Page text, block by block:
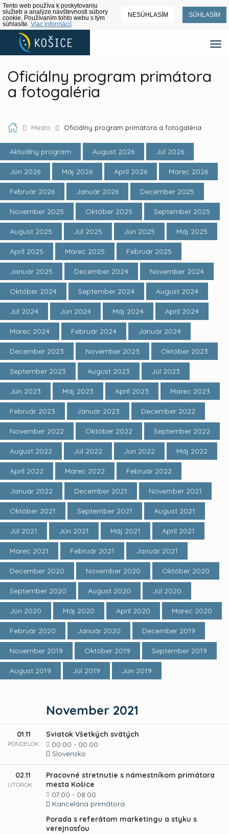
Tento web používa k poskytovaniu
služieb a analýze návštevnosti súbory
cookie. Používaním tohto webu s tým
súhlasíte. Viac informácií
NESÚHLASÍM SÚHLASÍM
Oficiálny program primátora
a fotogaléria
Mesto Oficiálny program primátora a fotogaléria
Aktuálny program August 2026 Júl 2026
Jún 2026 Máj 2026 Apríl 2026 Marec 2026
Február 2026 Január 2026 December 2025
November 2025 Október 2025 September 2025
August 2025 Júl 2025 Jún 2025 Máj 2025
Apríl 2025 Marec 2025 Február 2025
Január 2025 December 2024 November 2024
Október 2024 September 2024 August 2024
Júl 2024 Jún 2024 Máj 2024 Apríl 2024
Marec 2024 Február 2024 Január 2024
December 2023 November 2023 Október 2023
September 2023 August 2023 Júl 2023
Jún 2023 Máj 2023 Apríl 2023 Marec 2023
Február 2023 Január 2023 December 2022
November 2022 Október 2022 September 2022
August 2022 Júl 2022 Jún 2022 Máj 2022
Apríl 2022 Marec 2022 Február 2022
Január 2022 December 2021 November 2021
Október 2021 September 2021 August 2021
Júl 2021 Jún 2021 Máj 2021 Apríl 2021
Marec 2021 Február 2021 Január 2021
December 2020 November 2020 Október 2020
September 2020 August 2020 Júl 2020
Jún 2020 Máj 2020 Apríl 2020 Marec 2020
Február 2020 Január 2020 December 2019
November 2019 Október 2019 September 2019
August 2019 Júl 2019 Jún 2019
November 2021
01.11
PONDELOK
Sviatok Všetkých svätých
00:00 - 00:00
Slovensko
02.11
UTOROK
Pracovné stretnutie s námestníkom primátora
mesta Košice
07:00 - 08:00
Kancelária primátora
Porada s referátom marketingu a styku s
verejnosťou